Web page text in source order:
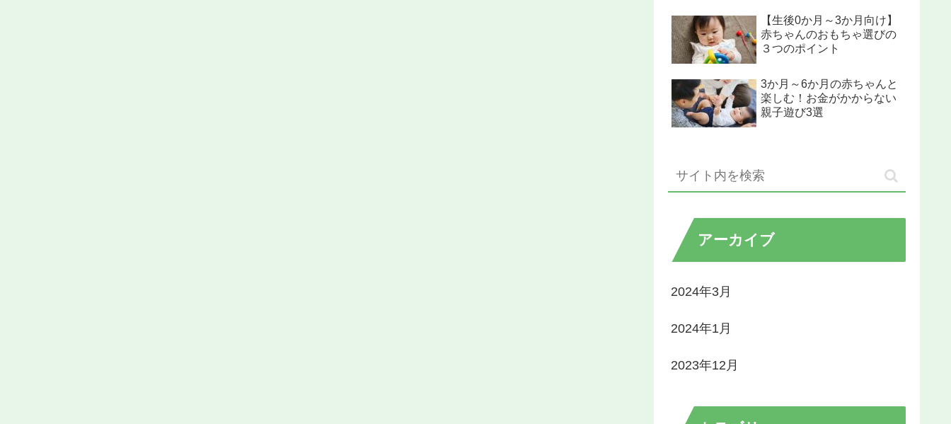
【生後0か月～3か月向け】​​
赤ちゃんのおもちゃ選びの
３つのポイント
3か月～6か月の赤ちゃんと
楽しむ！お金がかからない
親子遊び3選
アーカイブ
2024年3月
2024年1月
2023年12月